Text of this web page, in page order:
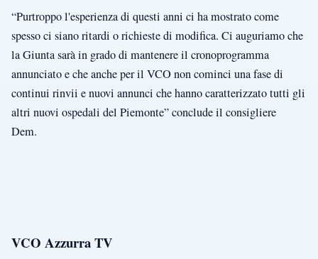
“Purtroppo l'esperienza di questi anni ci ha mostrato come
spesso ci siano ritardi o richieste di modifica. Ci auguriamo che
la Giunta sarà in grado di mantenere il cronoprogramma
annunciato e che anche per il VCO non cominci una fase di
continui rinvii e nuovi annunci che hanno caratterizzato tutti gli
altri nuovi ospedali del Piemonte” conclude il consigliere
Dem.
VCO Azzurra TV